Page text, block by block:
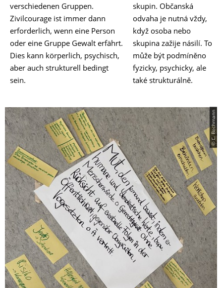
verschiedenen Gruppen.
Zivilcourage ist immer dann
erforderlich, wenn eine Person
oder eine Gruppe Gewalt erfährt.
Dies kann körperlich, psychisch,
aber auch strukturell bedingt
sein.
skupin. Občanská
odvaha je nutná vždy,
když osoba nebo
skupina zažije násilí. To
může být podmíněno
fyzicky, psychicky, ale
také strukturálně.
© C. Bochmann